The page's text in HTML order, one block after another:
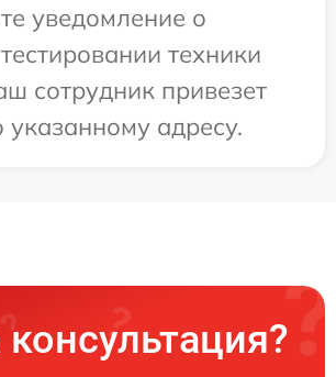
уведомление о
техники
сотрудник привезет
указанному адресу.